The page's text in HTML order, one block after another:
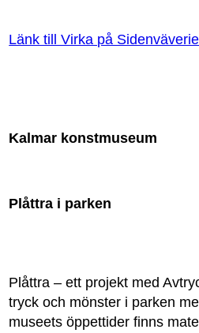
Länk till Virka på
Kalmar konstmuseum
Plåttra i parken
Plåttra – ett projekt med
tryck och mönster i parken
museets öppettider finns